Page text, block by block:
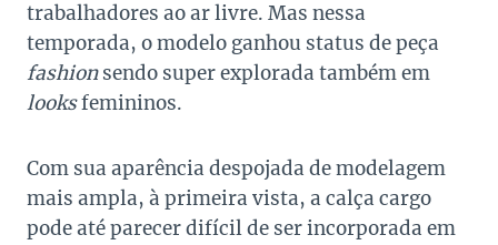
trabalhadores ao ar livre. Mas nessa
temporada, o modelo ganhou status de peça
fashionsendo super explorada também em
looksfemininos.
Com sua aparência despojada de modelagem
mais ampla, à primeira vista, a calça cargo
pode até parecer difícil de ser incorporada em